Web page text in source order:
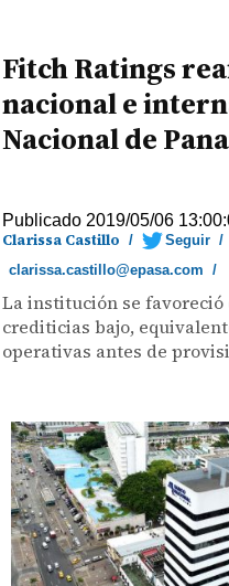
Fitch Ratings
nacional e
Nacional de
Publicado 2019/05/06
Clarissa Castillo / Seguir /
clarissa.castillo@epasa.com /
La institución se
crediticias bajo,
operativas antes de